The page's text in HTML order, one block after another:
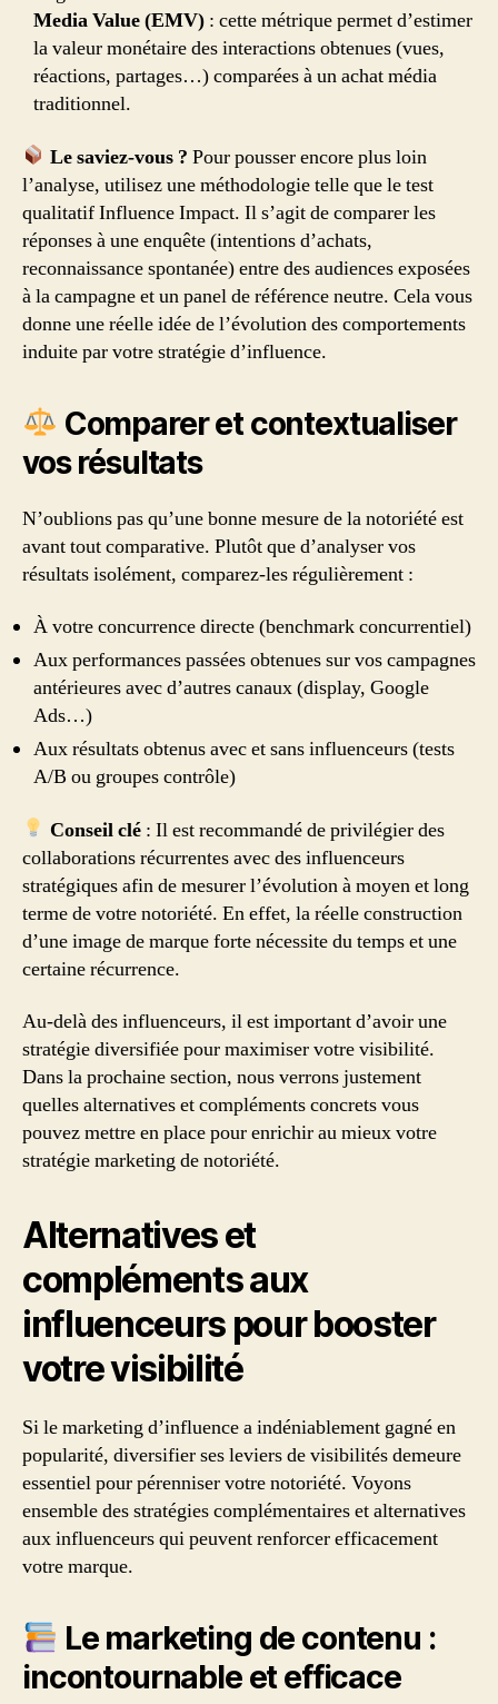
Media Value (EMV) : cette métrique permet d’estimer
la valeur monétaire des interactions obtenues (vues,
réactions, partages…) comparées à un achat média
traditionnel.
Le saviez-vous ? Pour pousser encore plus loin
l’analyse, utilisez une méthodologie telle que le test
qualitatif Influence Impact. Il s’agit de comparer les
réponses à une enquête (intentions d’achats,
reconnaissance spontanée) entre des audiences exposées
à la campagne et un panel de référence neutre. Cela vous
donne une réelle idée de l’évolution des comportements
induite par votre stratégie d’influence.
Comparer et contextualiser
vos résultats
N’oublions pas qu’une bonne mesure de la notoriété est
avant tout comparative. Plutôt que d’analyser vos
résultats isolément, comparez-les régulièrement :
À votre concurrence directe (benchmark concurrentiel)
Aux performances passées obtenues sur vos campagnes
antérieures avec d’autres canaux (display, Google
Ads…)
Aux résultats obtenus avec et sans influenceurs (tests
A/B ou groupes contrôle)
Conseil clé: Il est recommandé de privilégier des
collaborations récurrentes avec des influenceurs
stratégiques afin de mesurer l’évolution à moyen et long
terme de votre notoriété. En effet, la réelle construction
d’une image de marque forte nécessite du temps et une
certaine récurrence.
Au-delà des influenceurs, il est important d’avoir une
stratégie diversifiée pour maximiser votre visibilité.
Dans la prochaine section, nous verrons justement
quelles alternatives et compléments concrets vous
pouvez mettre en place pour enrichir au mieux votre
stratégie marketing de notoriété.
Alternatives et
compléments aux
influenceurs pour booster
votre visibilité
Si le marketing d’influence a indéniablement gagné en
popularité, diversifier ses leviers de visibilités demeure
essentiel pour pérenniser votre notoriété. Voyons
ensemble des stratégies complémentaires et alternatives
aux influenceurs qui peuvent renforcer efficacement
votre marque.
Le marketing de contenu :
incontournable et efficace